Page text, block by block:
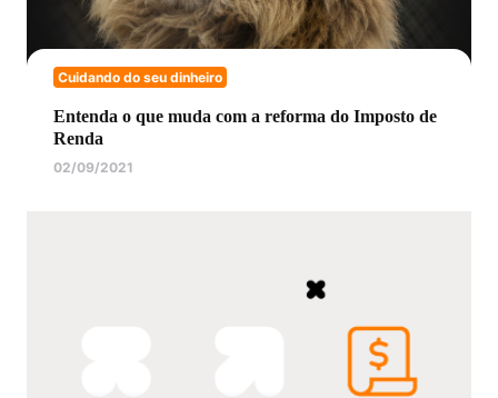
Cuidando do seu dinheiro
Entenda o que muda com a reforma do Imposto de
Renda
02/09/2021